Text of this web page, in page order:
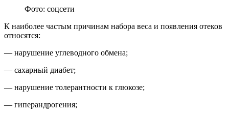
Фото: соцсети
К наиболее частым причинам набора веса и появления отеков
относятся:
— нарушение углеводного обмена;
— сахарный диабет;
— нарушение толерантности к глюкозе;
— гиперандрогения;